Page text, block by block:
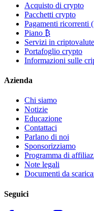
Acquisto di crypto
Pacchetti crypto
Pagamenti ricorrenti
Piano ₿
Servizi in criptovalute
Portafoglio crypto
Informazioni sulle
Azienda
Chi siamo
Notizie
Educazione
Contattaci
Parlano di noi
Sponsorizziamo
Programma di
Note legali
Documenti da
Seguici